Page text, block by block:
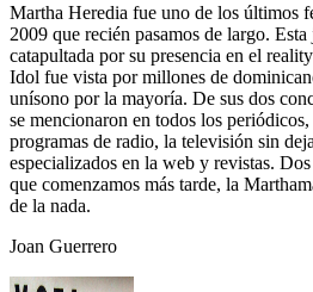
Martha Heredia fue uno de los últimos
2009 que recién pasamos de largo.
catapultada por su presencia en el
Idol fue vista por millones de
unísono por la mayoría. De sus dos
se mencionaron en todos los
programas de radio, la televisión sin
especializados en la web y revistas.
que comenzamos más tarde, la
de la nada.
Joan Guerrero